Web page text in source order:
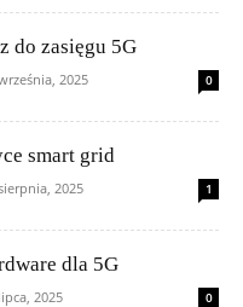
do zasięgu 5G
2025 0
smart grid
2025 1
dla 5G
2025 0